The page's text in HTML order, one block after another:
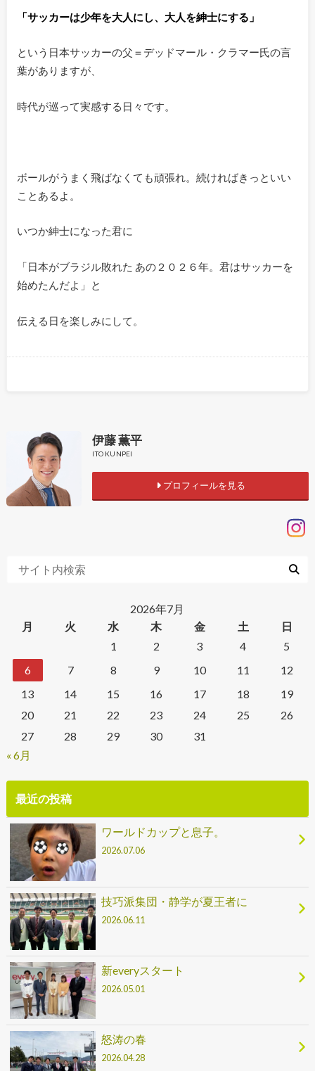
「サッカーは少年を大人にし、大人を紳士にする」
という日本サッカーの父＝デッドマール・クラマー氏の言
葉がありますが、
時代が巡って実感する日々です。
ボールがうまく飛ばなくても頑張れ。続ければきっといい
ことあるよ。
いつか紳士になった君に
「日本がブラジル敗れた あの２０２６年。君はサッカーを
始めたんだよ」と
伝える日を楽しみにして。
伊藤 薫平
ITO KUNPEI
プロフィールを見る
2026年7月
月
火 水 木 金 土
日
1
2 3 4
5
6
7 8 9 10 11
12
13
14 15 16 17 18
19
20
21 22 23 24 25
26
27
28 29 30
31
« 6月
最近の投稿
ワールドカップと息子。
2026.07.06
技巧派集団・静学が夏王者に
2026.06.11
新everyスタート
2026.05.01
怒涛の春
2026.04.28